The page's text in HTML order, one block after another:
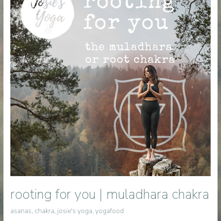
rooting for you | muladhara chakra
asanas, chakra, josie's yoga,yogafood